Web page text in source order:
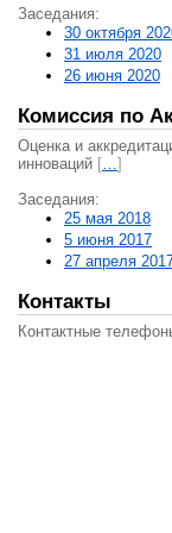
Заседания:
30 октября
31 июля 2020
26 июня 2020
Комиссия по
Оценка и
инноваций […]
Заседания:
25 мая 2018
5 июня 2017
27 апреля
Контакты
Контактные